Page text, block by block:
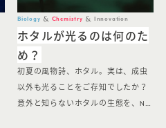
Biology Chemistry Innovation
ホタルが光るのは何のた
め？
初夏の風物詩、ホタル。実は、成虫
以外も光ることをご存知でしたか？
意外と知らないホタルの生態を、N…